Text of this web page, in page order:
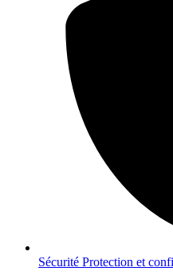
Sécurité Protection et